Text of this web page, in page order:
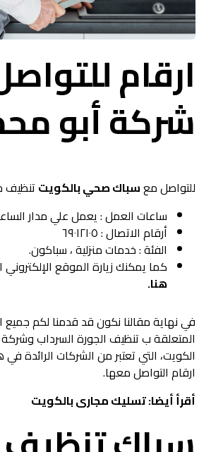
ارقام
شركة أبو
للتواصل معسباك صحي بالكويت تنظيف
ساعات العمل : يعمل علي مدار
أرقام الاتصال : ٦٩٠١٢١٠٥
الفئة : خدمات منزلية ، سباكون.
كما يمكنك زيارة الموقع
هنا.
في نهاية مقالنا نكون قد قدمنا لكم جميع
المتعلقة ب تنظيف الجورة السرداب
الكويت، التي تعتبر من الشركات الرائدة
ارقام التواصل معها.
أقرأ أيضا:تسليك مجارى بالكويت